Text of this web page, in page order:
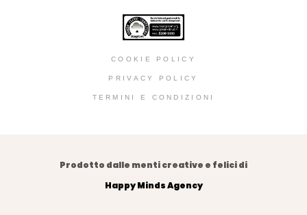
COOKIE POLICY
PRIVACY POLICY
TERMINI E CONDIZIONI
Prodotto dalle menti creative e felici di
Happy Minds Agency